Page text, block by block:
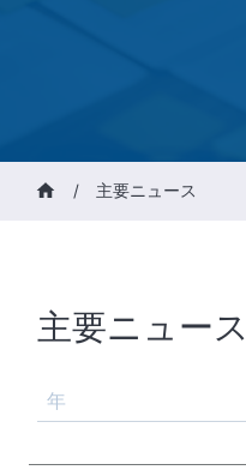
/ 主要ニュース
主要ニュース
年